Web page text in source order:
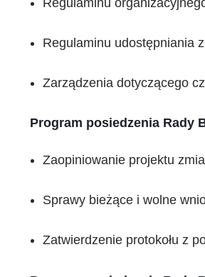
Regulaminu udostępniania
Zarządzenia dotyczącego
Program posiedzenia Rady
Zaopiniowanie projektu
Sprawy bieżące i wolne
Zatwierdzenie protokołu z